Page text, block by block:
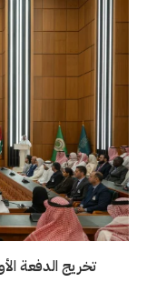
تخريج الدفعة